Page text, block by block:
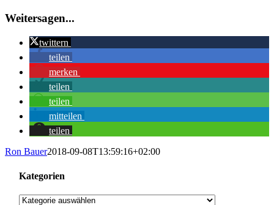
Weitersagen...
twittern
teilen
merken
teilen
teilen
mitteilen
teilen
Ron Bauer2018-09-08T13:59:16+02:00
Kategorien
Kategorien